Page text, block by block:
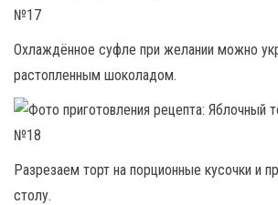
Охлаждённое суфле при желании можно
растопленным шоколадом.
Разрезаем торт на порционные кусочки и
столу.